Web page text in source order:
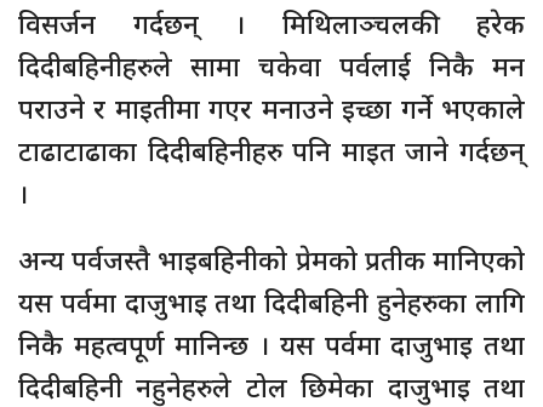
विसर्जन गर्दछन् । मिथिलाञ्चलकी हरेक
दिदीबहिनीहरुले सामा चकेवा पर्वलाई निकै मन
पराउने र माइतीमा गएर मनाउने इच्छा गर्ने भएकाले
टाढाटाढाका दिदीबहिनीहरु पनि माइत जाने गर्दछन्
।
अन्य पर्वजस्तै भाइबहिनीको प्रेमको प्रतीक मानिएको
यस पर्वमा दाजुभाइ तथा दिदीबहिनी हुनेहरुका लागि
निकै महत्वपूर्ण मानिन्छ । यस पर्वमा दाजुभाइ तथा
दिदीबहिनी नहुनेहरुले टोल छिमेका दाजुभाइ तथा